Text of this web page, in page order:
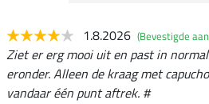
1.8.2026 (Bevestigde
Ziet er erg mooi uit en past in
eronder. Alleen de kraag met
vandaar één punt aftrek. #